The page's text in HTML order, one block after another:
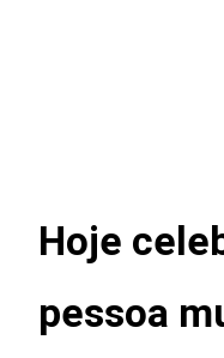
Hoje
pessoa